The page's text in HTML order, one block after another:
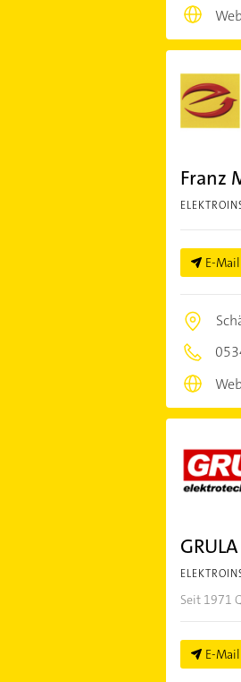
Franz
E-Mail
Seit 1971
E-Mail